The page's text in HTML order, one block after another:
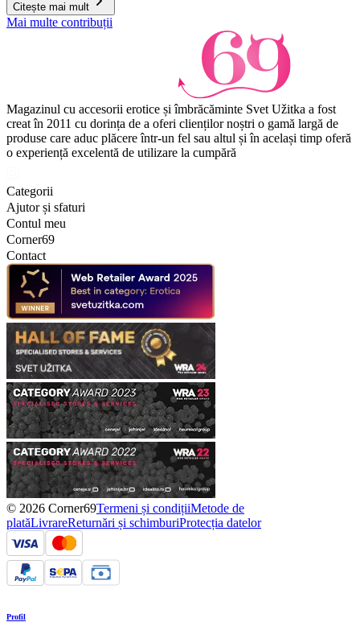
Citește mai mult
Mai multe contribuții
Magazinul cu accesorii erotice și îmbrăcăminte Svet Užitka a fost
creat în 2011 cu dorința de a oferi clienților noștri o gamă largă de
produse care aduc plăcere într-un fel sau altul și în același timp oferă
o experiență excelentă de utilizare la cumpără
Categorii
Ajutor și sfaturi
Contul meu
Corner69
Contact
© 2026 Corner69Termeni și condițiiMetode de
platăLivrareReturnări și schimburiProtecția datelor
Profil